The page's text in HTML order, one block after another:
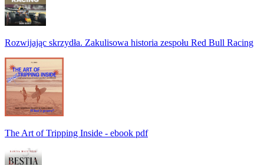
Rozwijając skrzydła. Zakulisowa historia zespołu Red Bull Racing
The Art of Tripping Inside - ebook pdf